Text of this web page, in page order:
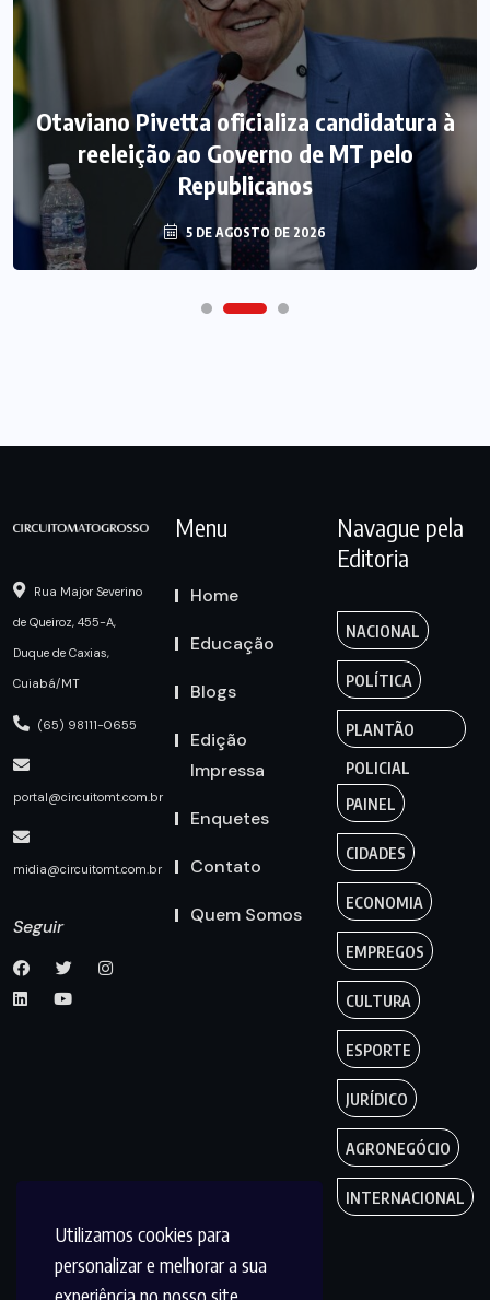
Utilizamos cookies para
personalizar e melhorar a sua
Otaviano Pivetta oficializa candidatura à
reeleição ao Governo de MT pelo
Republicanos
5 DE AGOSTO DE 2026
Rua Major Severino
de Queiroz, 455-A,
Duque de Caxias,
Cuiabá/MT
(65) 98111-0655
portal@circuitomt.com.br
midia@circuitomt.com.br
Seguir
Menu
Home
Educação
Blogs
Edição
Impressa
Enquetes
Contato
Quem Somos
Navague pela
Editoria
NACIONAL
POLÍTICA
PLANTÃO
POLICIAL
PAINEL
CIDADES
ECONOMIA
EMPREGOS
CULTURA
ESPORTE
JURÍDICO
AGRONEGÓCIO
INTERNACIONAL